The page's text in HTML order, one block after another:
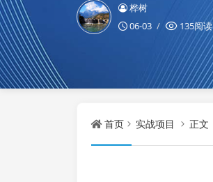
桦树
06-03
135阅读
首页 实战项目 正文